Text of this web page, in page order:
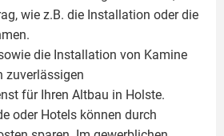
wie z.B. die Installation oder die
die Installation von Kamine
zuverlässigen
für Ihren Altbau in Holste.
oder Hotels können durch